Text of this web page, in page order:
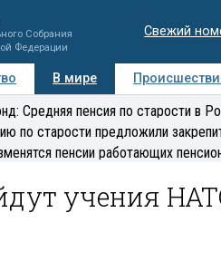
Собрания
Федерации
Свежий
В мире
Регионы Медиацентр
Средняя пенсия по старости в
по старости предложили
пенсии работающих
учения